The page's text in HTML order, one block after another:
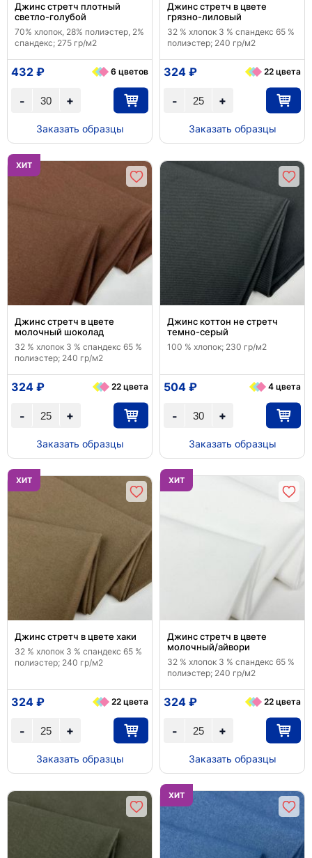
Джинс стретч плотный
светло-голубой
70% хлопок, 28% полиэстер, 2%
спандекс; 275 гр/м2
+
-
432 ₽ 6 цветов
Заказать образцы
Джинс стретч в цвете
грязно-лиловый
32 % хлопок 3 % спандекс 65 %
полиэстер; 240 гр/м2
+
-
324 ₽ 22 цвета
Заказать образцы
ХИТ
Джинс стретч в цвете
молочный шоколад
32 % хлопок 3 % спандекс 65 %
полиэстер; 240 гр/м2
+
-
324 ₽ 22 цвета
Заказать образцы
Джинс коттон не стретч
темно-серый
100 % хлопок; 230 гр/м2
+
-
504 ₽ 4 цвета
Заказать образцы
ХИТ
Джинс стретч в цвете хаки
32 % хлопок 3 % спандекс 65 %
полиэстер; 240 гр/м2
+
-
324 ₽ 22 цвета
Заказать образцы
ХИТ
Джинс стретч в цвете
молочный/айвори
32 % хлопок 3 % спандекс 65 %
полиэстер; 240 гр/м2
+
-
324 ₽ 22 цвета
Заказать образцы
ХИТ